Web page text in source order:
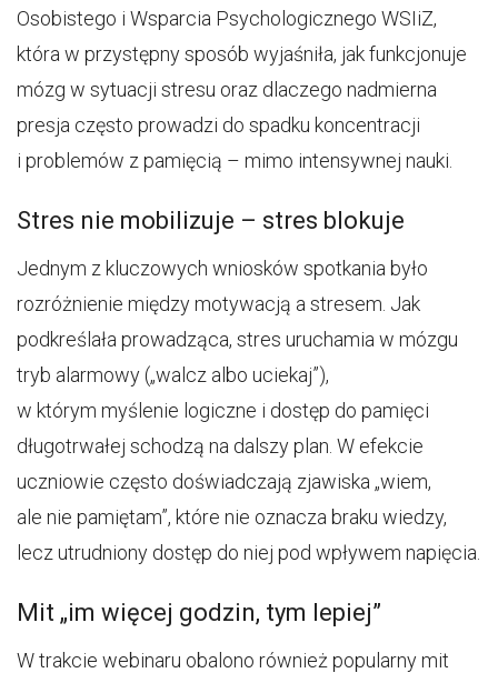
Osobistego i Wsparcia Psychologicznego WSIiZ,
która w przystępny sposób wyjaśniła, jak funkcjonuje
mózg w sytuacji stresu oraz dlaczego nadmierna
presja często prowadzi do spadku koncentracji
i problemów z pamięcią – mimo intensywnej nauki.
Stres nie mobilizuje – stres blokuje
Jednym z kluczowych wniosków spotkania było
rozróżnienie między motywacją a stresem. Jak
podkreślała prowadząca, stres uruchamia w mózgu
tryb alarmowy („walcz albo uciekaj”),
w którym myślenie logiczne i dostęp do pamięci
długotrwałej schodzą na dalszy plan. W efekcie
uczniowie często doświadczają zjawiska „wiem,
ale nie pamiętam”, które nie oznacza braku wiedzy,
lecz utrudniony dostęp do niej pod wpływem napięcia.
Mit „im więcej godzin, tym lepiej”
W trakcie webinaru obalono również popularny mit